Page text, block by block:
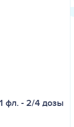
фл. - 2/4 дозы